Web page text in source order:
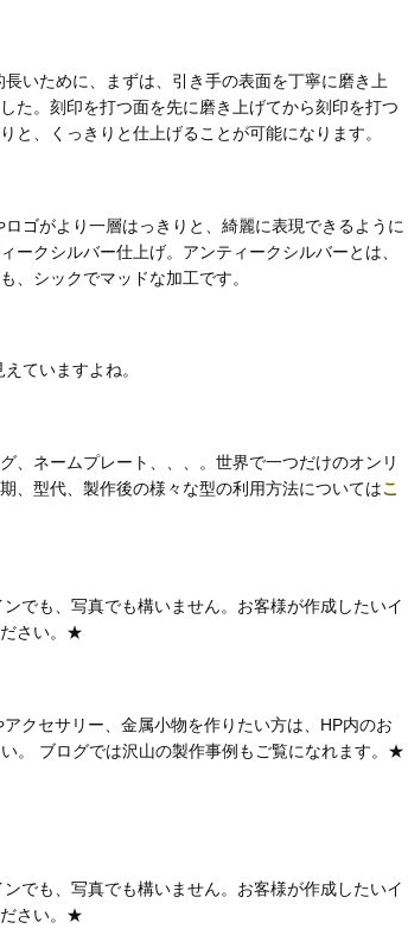
いために、まずは、引き手の表面を丁寧に磨き上
た。刻印を打つ面を先に磨き上げてから刻印を打つ
と、くっきりと仕上げることが可能になります。
ゴがより一層はっきりと、綺麗に表現できるように
ークシルバー仕上げ。アンティークシルバーとは、
、シックでマッドな加工です。
ていますよね。
、ネームプレート、、、。世界で一つだけのオンリ
、型代、製作後の様々な型の利用方法についてはこ
でも、写真でも構いません。お客様が作成したいイ
ださい。★
クセサリー、金属小物を作りたい方は、HP内のお
。 ブログでは沢山の製作事例もご覧になれます。★
でも、写真でも構いません。お客様が作成したいイ
ださい。★